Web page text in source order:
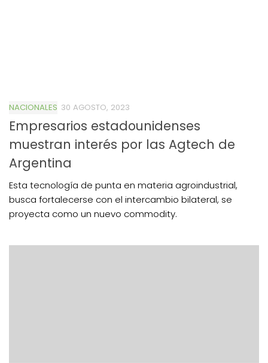
NACIONALES 30 AGOSTO, 2023
Empresarios estadounidenses
muestran interés por las Agtech de
Argentina
Esta tecnología de punta en materia agroindustrial,
busca fortalecerse con el intercambio bilateral, se
proyecta como un nuevo commodity.